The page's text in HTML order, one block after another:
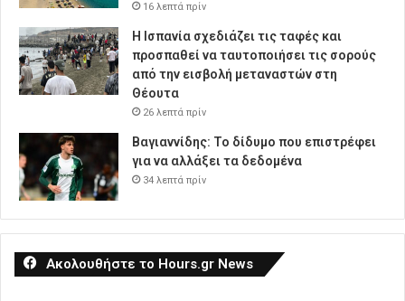
16 λεπτά πρίν
Η Ισπανία σχεδιάζει τις ταφές και
προσπαθεί να ταυτοποιήσει τις σορούς
από την εισβολή μεταναστών στη
Θέουτα
26 λεπτά πρίν
Βαγιαννίδης: Το δίδυμο που επιστρέφει
για να αλλάξει τα δεδομένα
34 λεπτά πρίν
Ακολουθήστε το Hours.gr News